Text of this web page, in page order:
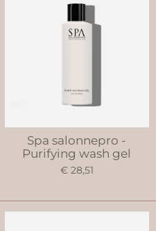
Spa salonnepro -
Purifying wash gel
€ 28,51